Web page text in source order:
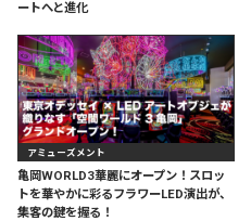
ートへと進化
アミューズメント
亀岡WORLD3華麗にオープン！スロッ
トを華やかに彩るフラワーLED演出が、
集客の鍵を握る！